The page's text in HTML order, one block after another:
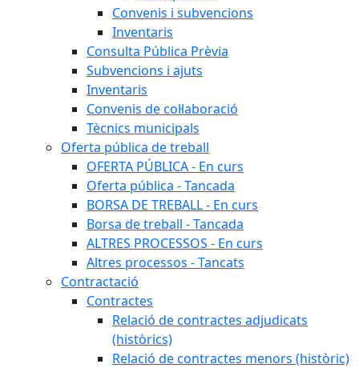
Convenis i subvencions
Inventaris
Consulta Pública Prèvia
Subvencions i ajuts
Inventaris
Convenis de col·laboració
Tècnics municipals
Oferta pública de treball
OFERTA PÚBLICA - En curs
Oferta pública - Tancada
BORSA DE TREBALL - En curs
Borsa de treball - Tancada
ALTRES PROCESSOS - En curs
Altres processos - Tancats
Contractació
Contractes
Relació de contractes adjudicats
(històrics)
Relació de contractes menors (històric)